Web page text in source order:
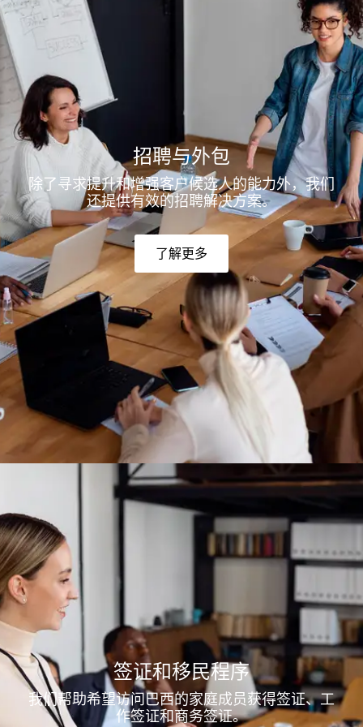
招聘与外包
除了寻求提升和增强客户候选人的能力外，我们
还提供有效的招聘解决方案。
了解更多
签证和移民程序
我们帮助希望访问巴西的家庭成员获得签证、工
作签证和商务签证。